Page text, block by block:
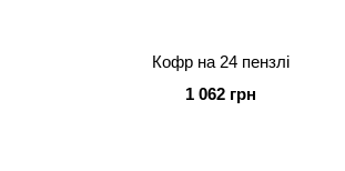
Кофр на 24 пензлі
1 062 грн